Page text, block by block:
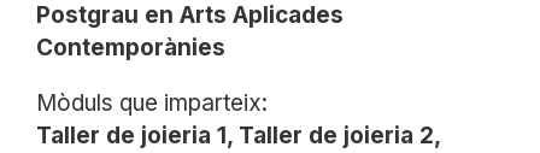
Postgrau en Arts Aplicades
Contemporànies
Mòduls que imparteix:
Taller de joieria 1, Taller de joieria 2,